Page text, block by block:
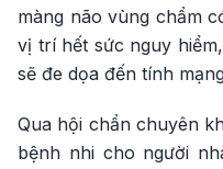
màng não vùng chẩm
vị trí hết sức nguy
sẽ đe dọa đến tính
Qua hội chẩn chuyên
bệnh nhi cho người